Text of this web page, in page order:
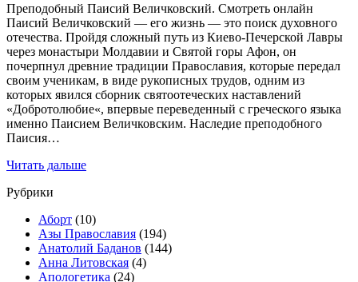
Преподобный Паисий Величковский. Смотреть онлайн
Паисий Величковский — его жизнь — это поиск духовного
отечества. Пройдя сложный путь из Киево-Печерской Лавры
через монастыри Молдавии и Святой горы Афон, он
почерпнул древние традиции Православия, которые передал
своим ученикам, в виде рукописных трудов, одним из
которых явился сборник святоотеческих наставлений
«Добротолюбие«, впервые переведенный с греческого языка
именно Паисием Величковским. Наследие преподобного
Паисия…
Читать дальше
Рубрики
Аборт (10)
Азы Православия (194)
Анатолий Баданов (144)
Анна Литовская (4)
Апологетика (24)